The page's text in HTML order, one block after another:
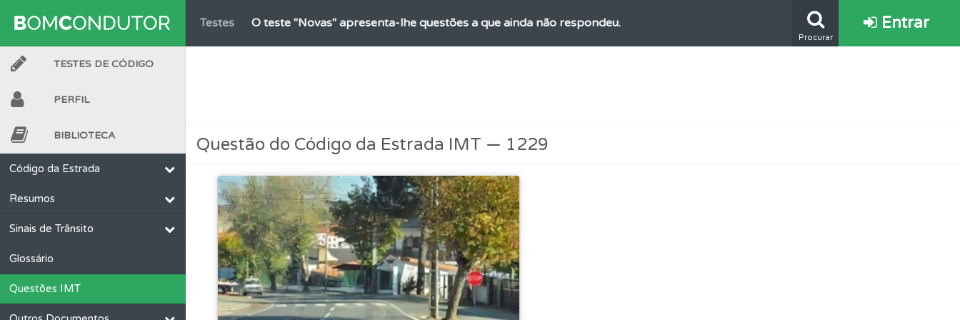
Testes O teste "Novas" apresenta-lhe questões a que ainda não respondeu.
Biblioteca Consulte a biblioteca para tirar dúvidas e ver resumos do código.
Questões Consulte aqui todas as questões que usamos na plataforma.
Testes O teste "Difícil" apresenta-lhe as questões mais falhadas na plataforma.
Procurar
Entrar
TESTES DE CÓDIGO
PERFIL
BIBLIOTECA
Código da Estrada
Resumos
Sinais de Trânsito
Glossário
Questões IMT
Questão do Código da Estrada IMT — 1229